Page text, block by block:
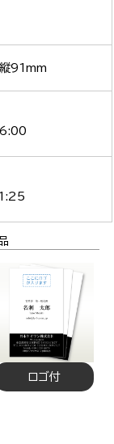
91mm
ロゴ付